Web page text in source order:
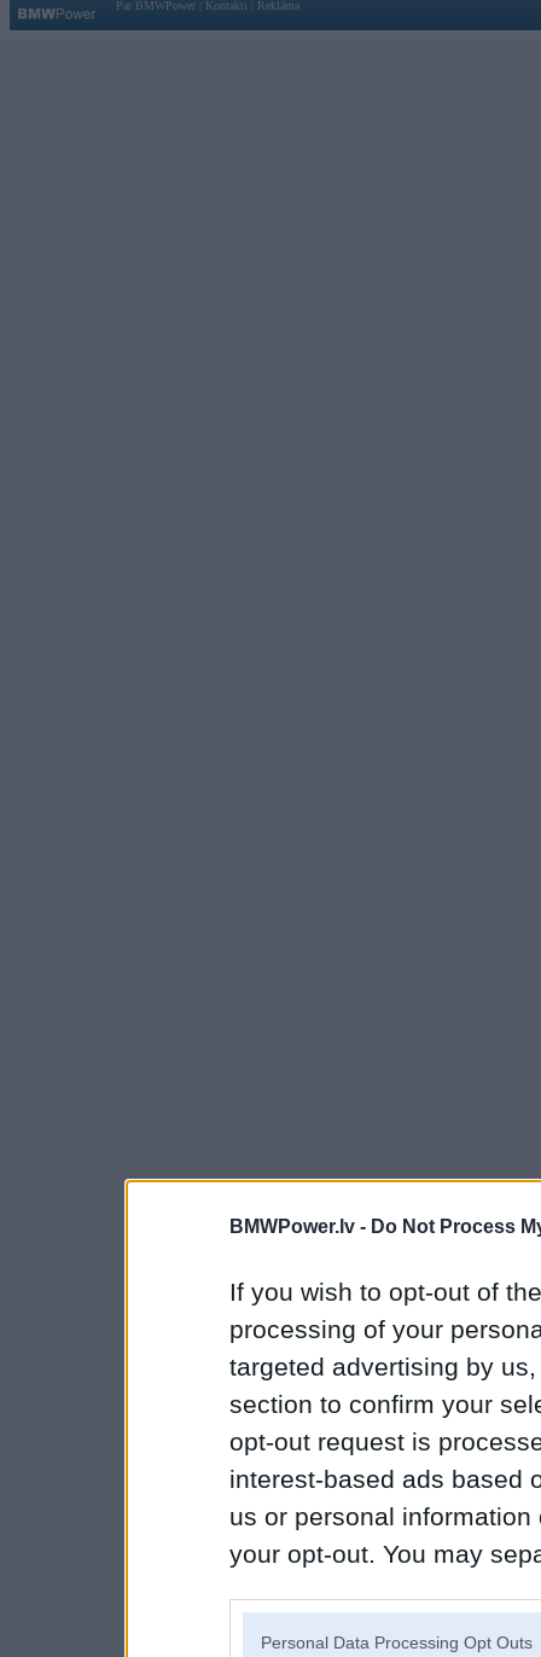
BMWPower.lv - Do Not Process
If you wish to opt-out of
processing of your
targeted advertising by
section to confirm your
opt-out request is
interest-based ads based
us or personal
your opt-out. You may
Personal Data Processing Opt Outs
Par BMWPower
Kontakti Reklāma